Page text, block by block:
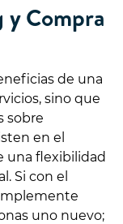
y Compra
de una
sino que
sobre
en el
una flexibilidad
Si con el
uno nuevo;